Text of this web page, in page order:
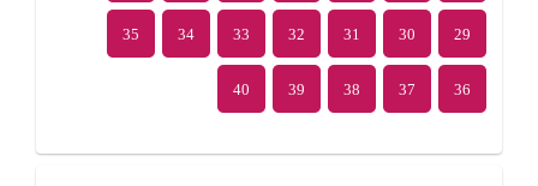
29
30
31
32
33
34
35
36
37
38
39
40